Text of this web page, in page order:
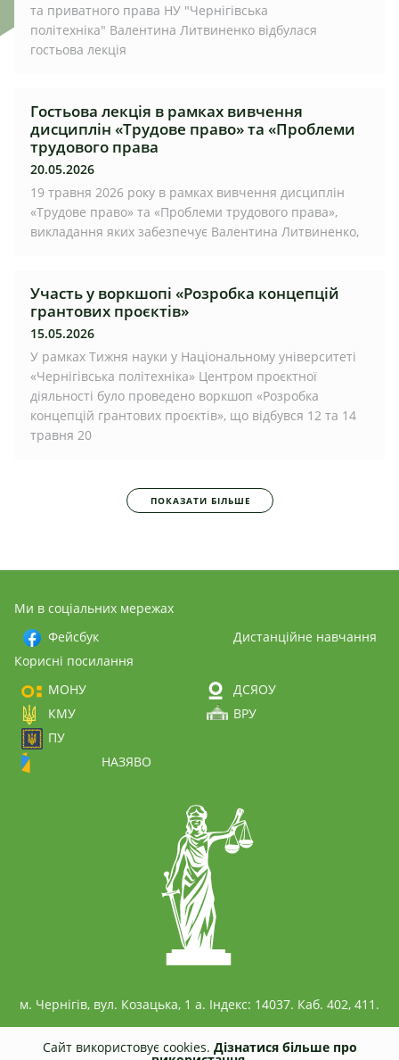
та приватного права НУ "Чернігівська
політехніка" Валентина Литвиненко відбулася
гостьова лекція
Гостьова лекція в рамках вивчення
дисциплін «Трудове право» та «Проблеми
трудового права
20.05.2026
19 травня 2026 року в рамках вивчення дисциплін
«Трудове право» та «Проблеми трудового права»,
викладання яких забезпечує Валентина Литвиненко,
Участь у воркшопі «Розробка концепцій
грантових проєктів»
15.05.2026
У рамках Тижня науки у Національному університеті
«Чернігівська політехніка» Центром проєктної
діяльності було проведено воркшоп «Розробка
концепцій грантових проєктів», що відбувся 12 та 14
травня 20
ПОКАЗАТИ БІЛЬШЕ
Ми в соціальних мережах
Фейсбук
Дистанційне навчання
Корисні посилання
МОНУ
ДСЯОУ
КМУ
ВРУ
ПУ
НАЗЯВО
м. Чернігів, вул. Козацька, 1 а. Індекс: 14037. Каб. 402, 411.
Сайт використовує cookies. Дізнатися більше про